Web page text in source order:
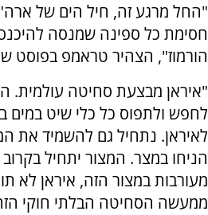
"החל מרגע זה, חיל הים של
חסימת כל ספינה שמנסה
הורמוז", הצהיר טראמפ בפוסט
"איראן מבצעת סחיטה עולמית.
לחפש ולתפוס כל כלי שיט במים
לאיראן. נתחיל גם להשמיד את
הניחו במצר. המצור יתחיל בקרוב
מעורבות במצור הזה, איראן לא
ממעשה הסחיטה הבלתי חוקי